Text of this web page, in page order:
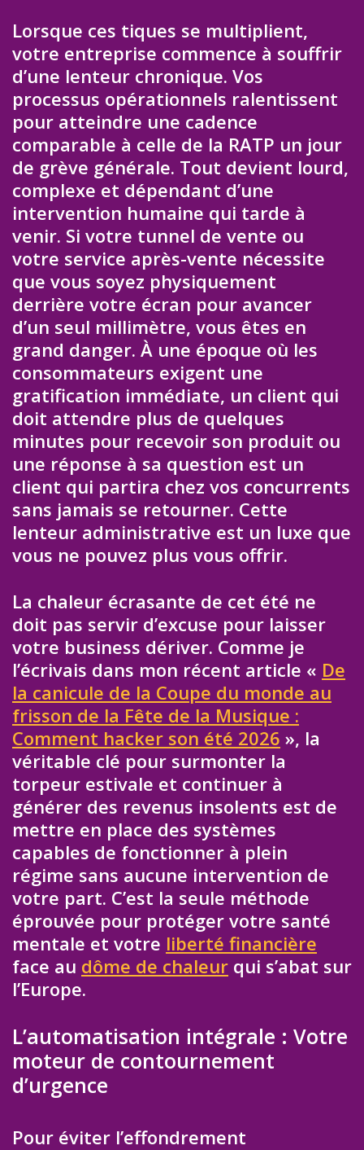
Lorsque ces tiques se multiplient,
votre entreprise commence à souffrir
d’une lenteur chronique. Vos
processus opérationnels ralentissent
pour atteindre une cadence
comparable à celle de la RATP un jour
de grève générale. Tout devient lourd,
complexe et dépendant d’une
intervention humaine qui tarde à
venir. Si votre tunnel de vente ou
votre service après-vente nécessite
que vous soyez physiquement
derrière votre écran pour avancer
d’un seul millimètre, vous êtes en
grand danger. À une époque où les
consommateurs exigent une
gratification immédiate, un client qui
doit attendre plus de quelques
minutes pour recevoir son produit ou
une réponse à sa question est un
client qui partira chez vos concurrents
sans jamais se retourner. Cette
lenteur administrative est un luxe que
vous ne pouvez plus vous offrir.
La chaleur écrasante de cet été ne
doit pas servir d’excuse pour laisser
votre business dériver. Comme je
l’écrivais dans mon récent article « De
la canicule de la Coupe du monde au
frisson de la Fête de la Musique :
Comment hacker son été 2026 », la
véritable clé pour surmonter la
torpeur estivale et continuer à
générer des revenus insolents est de
mettre en place des systèmes
capables de fonctionner à plein
régime sans aucune intervention de
votre part. C’est la seule méthode
éprouvée pour protéger votre santé
mentale et votre liberté financière
face au dôme de chaleur qui s’abat sur
l’Europe.
L’automatisation intégrale : Votre
moteur de contournement
d’urgence
Pour éviter l’effondrement